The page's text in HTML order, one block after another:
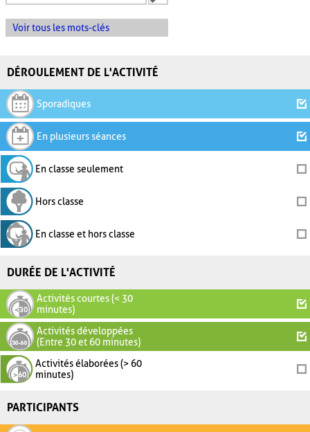
Voir tous les mots-clés
DÉROULEMENT DE L'ACTIVITÉ
Sporadiques
En plusieurs séances
En classe seulement
Hors classe
En classe et hors classe
DURÉE DE L'ACTIVITÉ
Activités courtes (< 30
minutes)
Activités développées
(Entre 30 et 60 minutes)
Activités élaborées (> 60
minutes)
PARTICIPANTS